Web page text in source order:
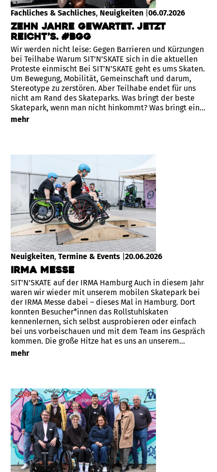
Fachliches & Sachliches, Neuigkeiten |06.07.2026
Zehn Jahre gewartet. Jetzt
reicht’s. #BGG
Wir werden nicht leise: Gegen Barrieren und Kürzungen
bei Teilhabe Warum SIT’N’SKATE sich in die aktuellen
Proteste einmischt Bei SIT’N’SKATE geht es ums Skaten.
Um Bewegung, Mobilität, Gemeinschaft und darum,
Stereotype zu zerstören. Aber Teilhabe endet für uns
nicht am Rand des Skateparks. Was bringt der beste
Skatepark, wenn man nicht hinkommt? Was bringt ein…
mehr
Neuigkeiten, Termine & Events |20.06.2026
IRMA Messe
SIT’N’SKATE auf der IRMA Hamburg Auch in diesem Jahr
waren wir wieder mit unserem mobilen Skatepark bei
der IRMA Messe dabei – dieses Mal in Hamburg. Dort
konnten Besucher*innen das Rollstuhlskaten
kennenlernen, sich selbst ausprobieren oder einfach
bei uns vorbeischauen und mit dem Team ins Gespräch
kommen. Die große Hitze hat es uns an unserem…
mehr